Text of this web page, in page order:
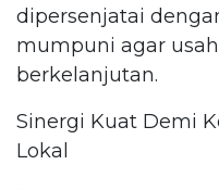
dipersenjatai
mumpuni agar
berkelanjutan.
Sinergi Kuat Demi
Lokal